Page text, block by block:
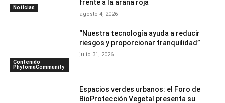
Noticias
frente a la araña roja
agosto 4, 2026
Contenido
PhytomaCommunity
“Nuestra tecnología ayuda a reducir
riesgos y proporcionar tranquilidad”
julio 31, 2026
Espacios verdes urbanos: el Foro de
BioProtección Vegetal presenta su